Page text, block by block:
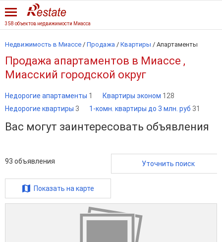
358 объектов недвижимости Миасса
Недвижимость в Миассе / Продажа / Квартиры / Апартаменты
Продажа апартаментов в Миассе ,
Миасский городской округ
Недорогие апартаменты 1 Квартиры эконом 128
Недорогие квартиры 3 1-комн. квартиры до 3 млн. руб 31
Вас могут заинтересовать объявления
93 объявления Уточнить поиск
Показать на карте